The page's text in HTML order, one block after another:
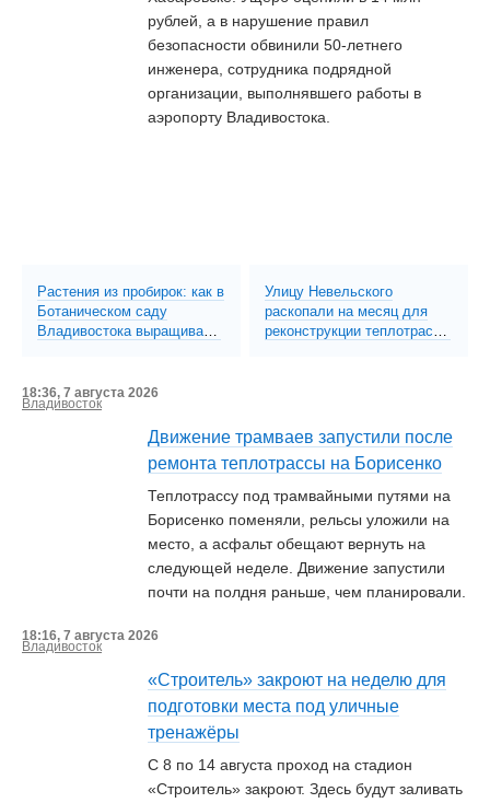
рублей, а в нарушение правил
безопасности обвинили 50-летнего
инженера, сотрудника подрядной
организации, выполнявшего работы в
аэропорту Владивостока.
Растения из пробирок: как в
Ботаническом саду
Владивостока выращивают
Улицу Невельского
раскопали на месяц для
реконструкции теплотрассы
18:36, 7 августа 2026
Владивосток
Движение трамваев запустили после
ремонта теплотрассы на Борисенко
Теплотрассу под трамвайными путями на
Борисенко поменяли, рельсы уложили на
место, а асфальт обещают вернуть на
следующей неделе. Движение запустили
почти на полдня раньше, чем планировали.
18:16, 7 августа 2026
Владивосток
«Строитель» закроют на неделю для
подготовки места под уличные
тренажёры
С 8 по 14 августа проход на стадион
«Строитель» закроют. Здесь будут заливать